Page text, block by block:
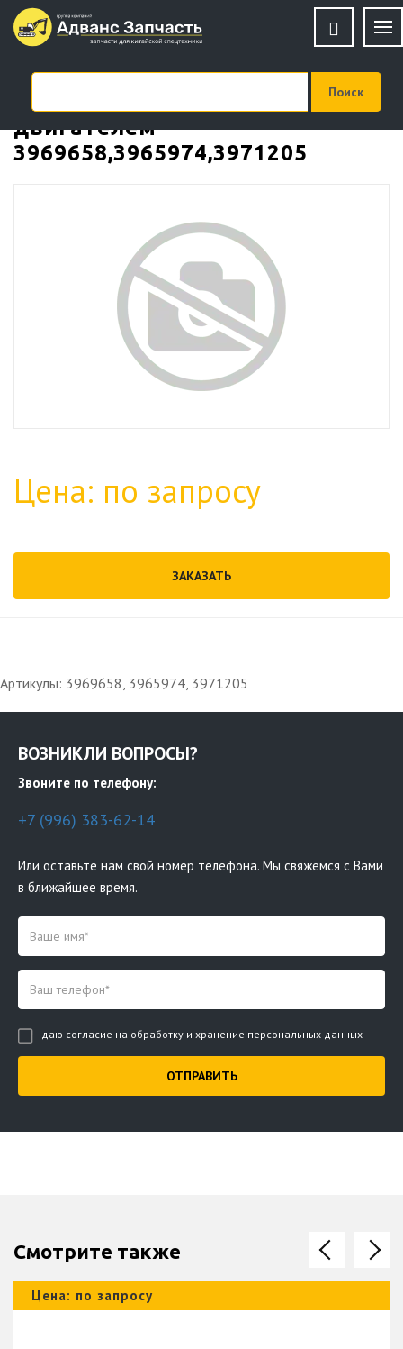
Охладитель блока управления
двигателем
3969658,3965974,3971205
Цена: по запросу
ЗАКАЗАТЬ
Артикулы: 3969658, 3965974, 3971205
ВОЗНИКЛИ ВОПРОСЫ?
Звоните по телефону:
+7 (996) 383-62-14
Или оставьте нам свой номер телефона. Мы свяжемся с Вами
в ближайшее время.
даю согласие на обработку и хранение персональных данных
Смотрите также
Цена: по запросу